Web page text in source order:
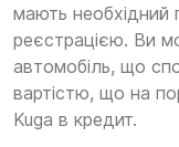
мають необхідний
реєстрацією. Ви
автомобіль, що
вартістю, що на
Kuga в кредит.